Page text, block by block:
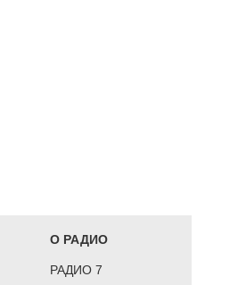
О РАДИО
РАДИО 7